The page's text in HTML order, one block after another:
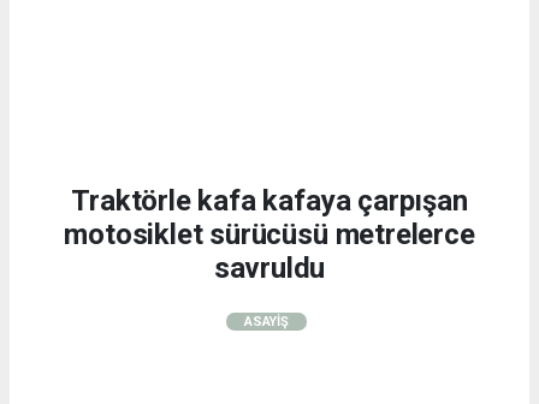
Traktörle kafa kafaya çarpışan
motosiklet sürücüsü metrelerce
savruldu
ASAYİŞ